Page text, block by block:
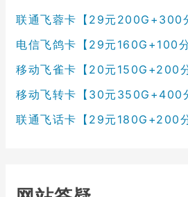
联通飞蓉卡【29元200G+300
电信飞鸽卡【29元160G+100分
移动飞雀卡【20元150G+200
移动飞转卡【30元350G+400
联通飞话卡【29元180G+200分